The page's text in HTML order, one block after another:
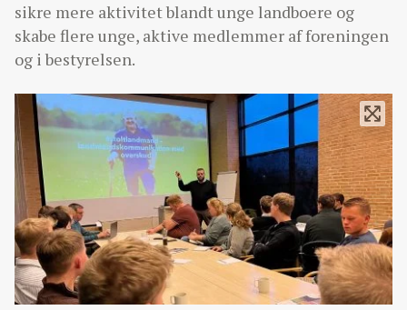
sikre mere aktivitet blandt unge landboere og
skabe flere unge, aktive medlemmer af foreningen
og i bestyrelsen.